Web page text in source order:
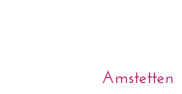
Amstetten